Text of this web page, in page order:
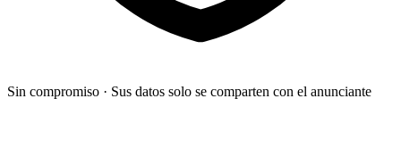
Sin compromiso · Sus datos solo se comparten con el anunciante